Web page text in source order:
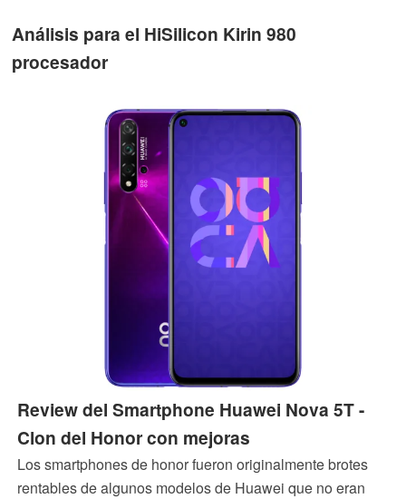
Análisis para el HiSilicon Kirin 980
procesador
Review del Smartphone Huawei Nova 5T -
Clon del Honor con mejoras
Los smartphones de honor fueron originalmente brotes
rentables de algunos modelos de Huawei que no eran